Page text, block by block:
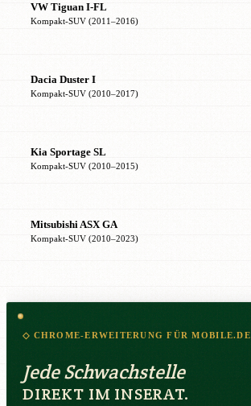
VW Tiguan I-FL
Kompakt-SUV (2011–2016)
Dacia Duster I
Kompakt-SUV (2010–2017)
Kia Sportage SL
Kompakt-SUV (2010–2015)
Mitsubishi ASX GA
Kompakt-SUV (2010–2023)
◇ CHROME-ERWEITERUNG FÜR MOBILE.DE
Jede Schwachstelle
DIREKT IM INSERAT.